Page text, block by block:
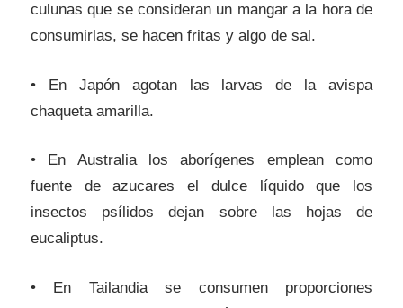
culunas que se consideran un mangar a la hora de
consumirlas, se hacen fritas y algo de sal.
• En Japón agotan las larvas de la avispa
chaqueta amarilla.
• En Australia los aborígenes emplean como
fuente de azucares el dulce líquido que los
insectos psílidos dejan sobre las hojas de
eucaliptus.
• En Tailandia se consumen proporciones